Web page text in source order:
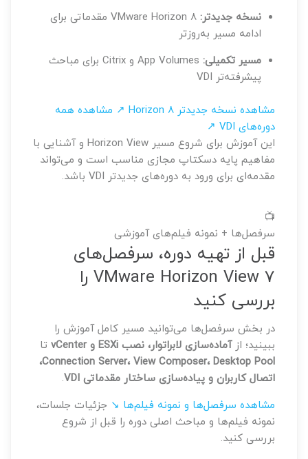
نسخه جدیدتر:
VMware Horizon 8 مقدماتی برای
ادامه مسیر به‌روزتر
مسیر تکمیلی:
App Volumes و Citrix برای مباحث
پیشرفته‌تر VDI
مشاهده نسخه جدیدتر Horizon 8 ↗
مشاهده همه
دوره‌های VDI ↗
این آموزش برای شروع مسیر Horizon View و آشنایی با
مفاهیم پایه دسکتاپ مجازی مناسب است و می‌تواند
مقدمه‌ای برای ورود به دوره‌های جدیدتر VDI باشد.
📺
سرفصل‌ها + نمونه فیلم‌های آموزشی
قبل از تهیه دوره، سرفصل‌های
VMware Horizon View 7 را
بررسی کنید
در بخش سرفصل‌ها می‌توانید مسیر کامل آموزش را
ببینید؛ ازآماده‌سازی لابراتوار، نصب ESXi و vCenter
تا
Connection Server، View Composer، Desktop Pool،
اتصال کاربران و پیاده‌سازی ساختار مقدماتی VDI
.
مشاهده سرفصل‌ها و نمونه فیلم‌ها ↘ جزئیات جلسات،
نمونه فیلم‌ها و مباحث اصلی دوره را قبل از شروع
بررسی کنید.